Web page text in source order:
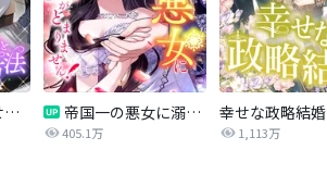
冷徹な公爵様と幸せな家族になる方法 帝国一の悪女に溺愛がとまりません！
405.1万
幸せな政略結婚
1,113万